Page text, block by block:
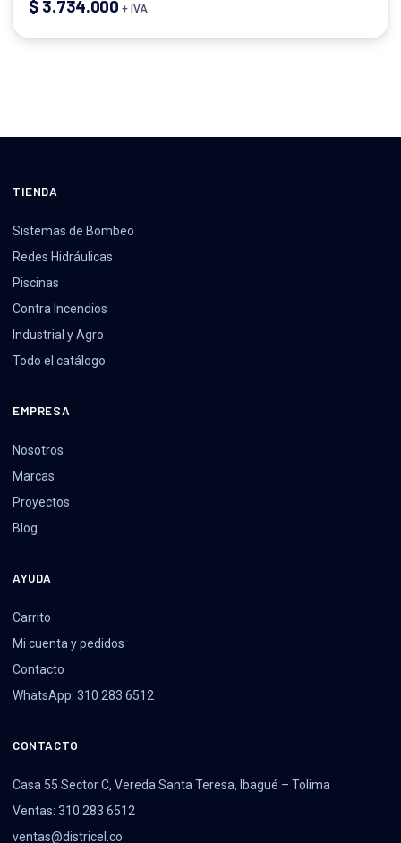
$ 3.734.000 + IVA
TIENDA
Sistemas de Bombeo
Redes Hidráulicas
Piscinas
Contra Incendios
Industrial y Agro
Todo el catálogo
EMPRESA
Nosotros
Marcas
Proyectos
Blog
AYUDA
Carrito
Mi cuenta y pedidos
Contacto
WhatsApp: 310 283 6512
CONTACTO
Casa 55 Sector C, Vereda Santa Teresa, Ibagué – Tolima
Ventas: 310 283 6512
ventas@districel.co